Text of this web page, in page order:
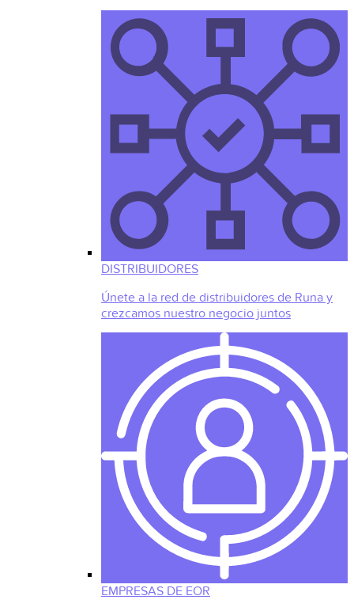
DISTRIBUIDORES
Únete a la red de distribuidores de Runa y
crezcamos nuestro negocio juntos
EMPRESAS DE EOR